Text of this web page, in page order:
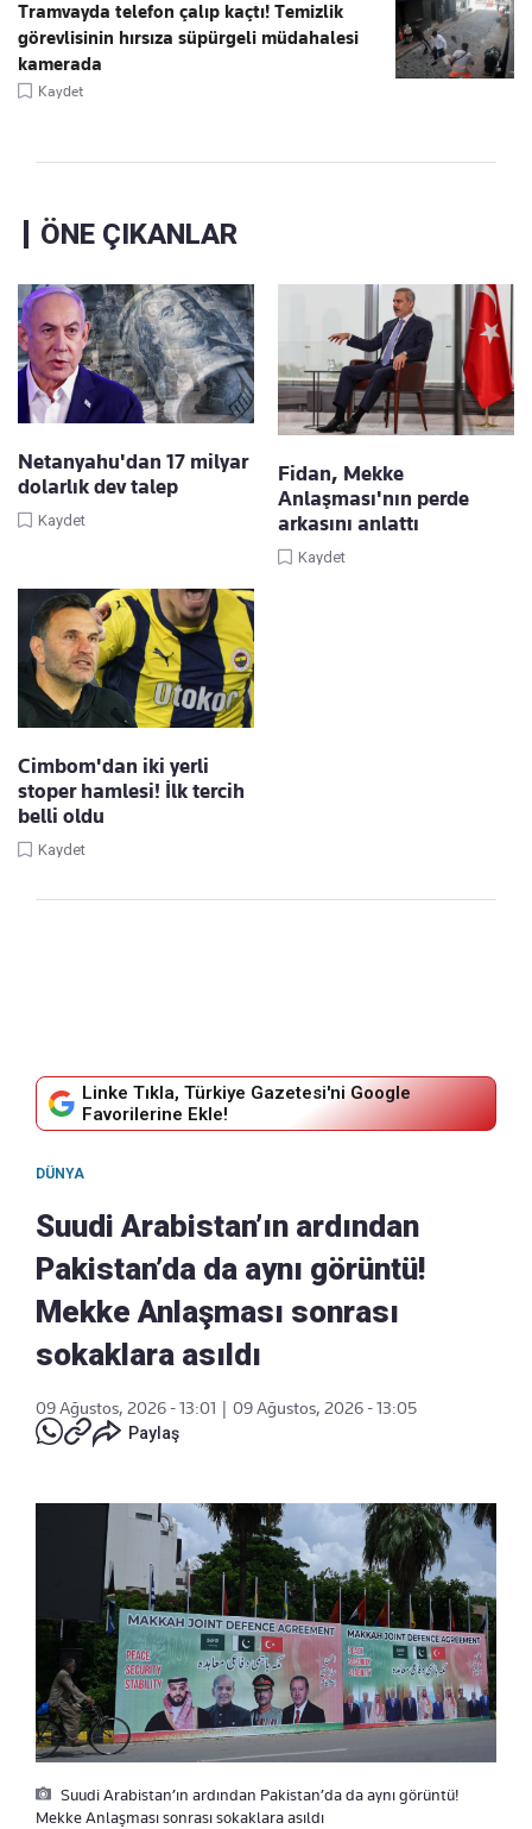
Tramvayda telefon çalıp kaçtı! Temizlik
görevlisinin hırsıza süpürgeli müdahalesi
kamerada
Kaydet
ÖNE ÇIKANLAR
Netanyahu'dan 17 milyar
dolarlık dev talep
Kaydet
Fidan, Mekke
Anlaşması'nın perde
arkasını anlattı
Kaydet
Cimbom'dan iki yerli
stoper hamlesi! İlk tercih
belli oldu
Kaydet
Linke Tıkla, Türkiye Gazetesi'ni Google
Favorilerine Ekle!
DÜNYA
Suudi Arabistan’ın ardından
Pakistan’da da aynı görüntü!
Mekke Anlaşması sonrası
sokaklara asıldı
09 Ağustos, 2026 - 13:01
09 Ağustos, 2026 - 13:05
Paylaş
Suudi Arabistan’ın ardından Pakistan’da da aynı görüntü!
Mekke Anlaşması sonrası sokaklara asıldı